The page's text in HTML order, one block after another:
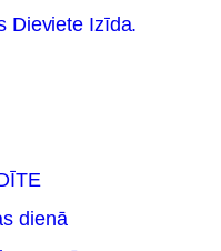
Dieviete Izīda.
dienā